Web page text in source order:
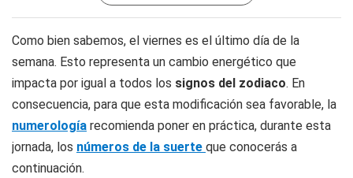
Como bien sabemos, el viernes es el último día de la
semana. Esto representa un cambio energético que
impacta por igual a todos los signos del zodiaco. En
consecuencia, para que esta modificación sea favorable, la
numerología recomienda poner en práctica, durante esta
jornada, los números de la suerte que conocerás a
continuación.